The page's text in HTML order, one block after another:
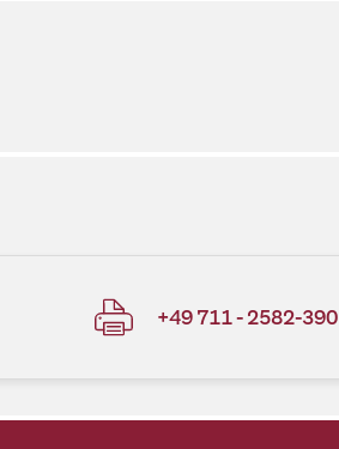
+49 711 - 2582-390